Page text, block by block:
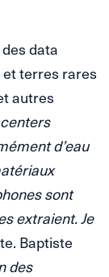
data
terres rares
autres
d’eau
sont
extraient. Je
Baptiste
des